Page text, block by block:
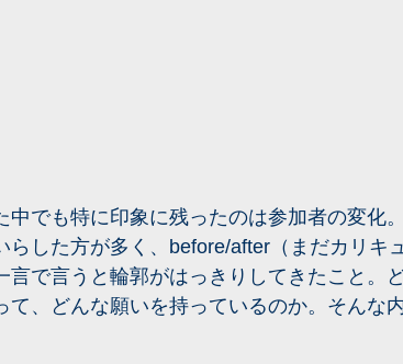
中でも特に印象に残ったのは参加者の変化
らした方が多く、before/after（まだカリキ
言で言うと輪郭がはっきりしてきたこと。
て、どんな願いを持っているのか。そんな